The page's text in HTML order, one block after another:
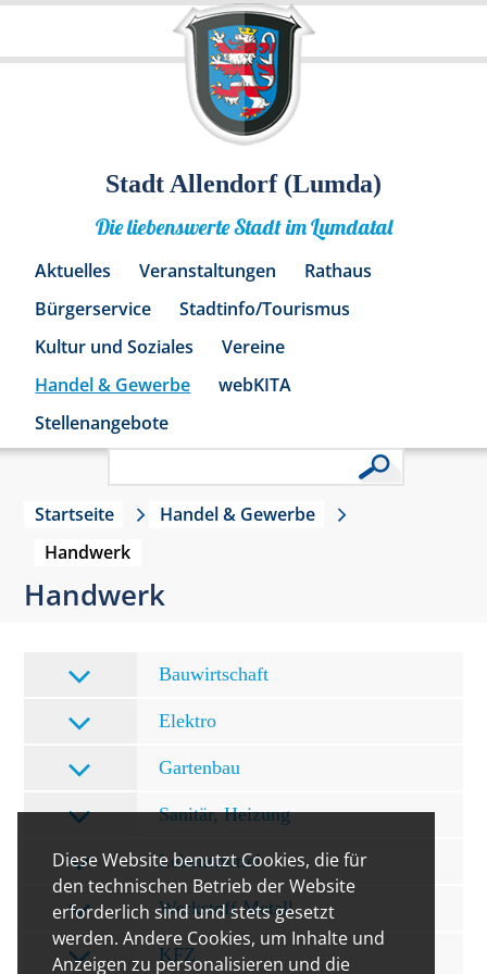
Diese Website benutzt Cookies, die für
den technischen Betrieb der Website
erforderlich sind und stets gesetzt
werden. Andere Cookies, um Inhalte und
Anzeigen zu personalisieren und die
Stadt Allendorf (Lumda)
Die liebenswerte Stadt im Lumdatal
Aktuelles Veranstaltungen
Rathaus
Bürgerservice
Stadtinfo/Tourismus
Kultur und Soziales
Vereine
Handel & Gewerbe
webKITA
Stellenangebote
Startseite
Handel & Gewerbe
Handwerk
Handwerk
Bauwirtschaft
Elektro
Gartenbau
Sanitär, Heizung
Lebensmittel
Werkstoff Metall
KFZ